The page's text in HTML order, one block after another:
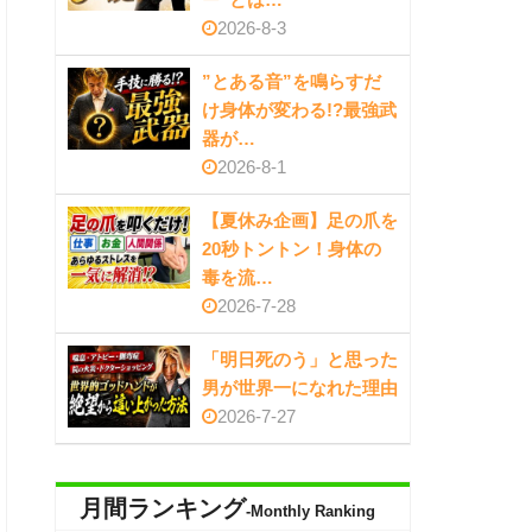
2026-8-3
”とある音”を鳴らすだ
け身体が変わる!?最強武
器が…
2026-8-1
【夏休み企画】足の爪を
20秒トントン！身体の
毒を流…
2026-7-28
「明日死のう」と思った
男が世界一になれた理由
2026-7-27
月間ランキング-Monthly Ranking